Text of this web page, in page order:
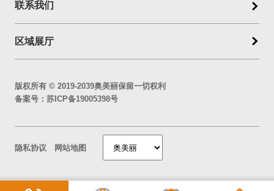
联系我们
区域展厅
版权所有 © 2019-2039奥美丽保留一切权利
备案号： 苏ICP备19005398号
隐私协议 网站地图